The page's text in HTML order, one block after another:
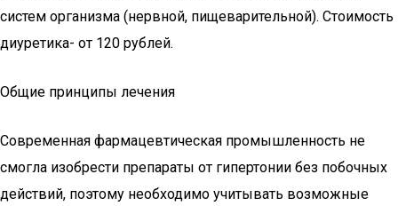
систем организма (нервной, пищеварительной). Стоимость
диуретика- от 120 рублей.
Общие принципы лечения
Современная фармацевтическая промышленность не
смогла изобрести препараты от гипертонии без побочных
действий, поэтому необходимо учитывать возможные